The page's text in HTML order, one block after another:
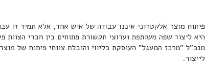
פיתוח מוצר אלקטרוני איננו עבודה של איש אחד, אלא תמיד זו
היא ליצור שפה משותפת וערוצי תקשורת פתוחים בין חברי הצוות
מנכ"ל "מרכז המעגל" העוסקת בליווי והובלת צוותי פיתוח של
לייצור.